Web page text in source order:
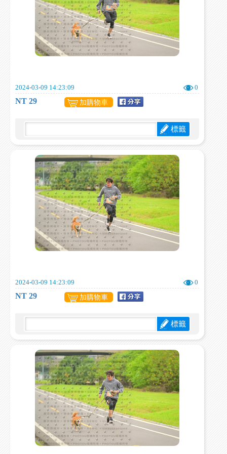
2024-03-09 14:23:09 0
NT 29 加購物車
標籤
2024-03-09 14:23:09 0
NT 29 加購物車
標籤